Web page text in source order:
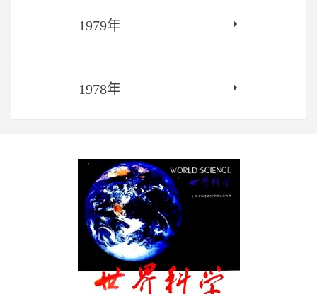
1979年
1978年